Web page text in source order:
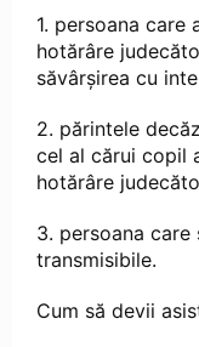
1. persoana care
hotărâre
săvârşirea cu
2. părintele
cel al cărui copil
hotărâre
3. persoana
transmisibile.
Cum să devii